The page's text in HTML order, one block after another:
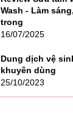
Wash - Làm
trong
16/07/2025
Dung dịch vệ
khuyên dùng
25/10/2023